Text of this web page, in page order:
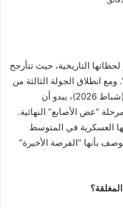
التاريخية، حيث تتأرجح
انطلاق الجولة الثالثة من
المفاوضات غير المباشرة في جنيف (شباط 2026)، يبدو أن
“عض الأصابع” النهائية.
العسكرية في المتوسط
بأنها “الفرصة الأخيرة”